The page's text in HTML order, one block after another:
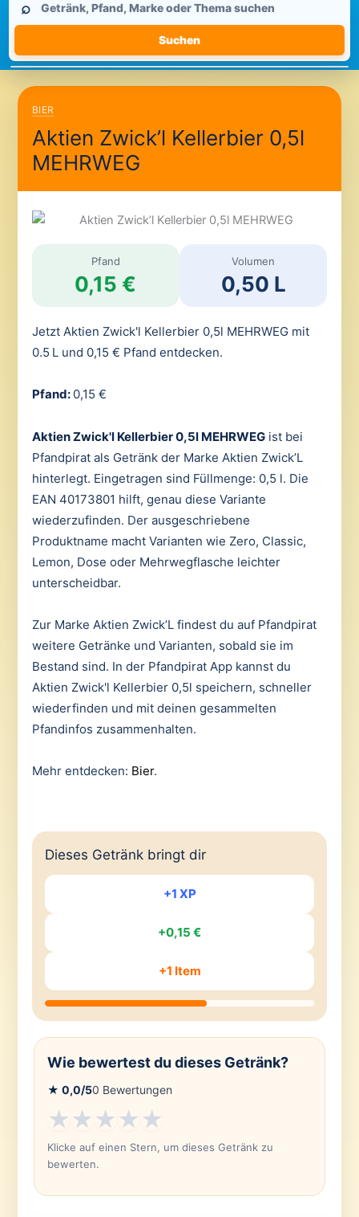
durchsuchen
⌕
Suchen
BIER
Aktien Zwick’l Kellerbier 0,5l
MEHRWEG
Pfand
0,15 €
Volumen
0,50 L
Jetzt Aktien Zwick'l Kellerbier 0,5l MEHRWEG mit
0.5 L und 0,15 € Pfand entdecken.
Pfand: 0,15 €
Aktien Zwick'l Kellerbier 0,5l MEHRWEGist bei
Pfandpirat als Getränk der Marke Aktien Zwick’L
hinterlegt. Eingetragen sind Füllmenge: 0,5 l. Die
EAN 40173801 hilft, genau diese Variante
wiederzufinden. Der ausgeschriebene
Produktname macht Varianten wie Zero, Classic,
Lemon, Dose oder Mehrwegflasche leichter
unterscheidbar.
Zur Marke Aktien Zwick’L findest du auf Pfandpirat
weitere Getränke und Varianten, sobald sie im
Bestand sind. In der Pfandpirat App kannst du
Aktien Zwick'l Kellerbier 0,5l speichern, schneller
wiederfinden und mit deinen gesammelten
Pfandinfos zusammenhalten.
Mehr entdecken: Bier.
Dieses Getränk bringt dir
+1 XP
+0,15 €
+1 Item
Wie bewertest du dieses Getränk?
★ 0,0/50 Bewertungen
★★★★★
Klicke auf einen Stern, um dieses Getränk zu
bewerten.